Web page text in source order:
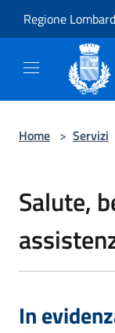
Regione
Home > Servizi
Salute,
In